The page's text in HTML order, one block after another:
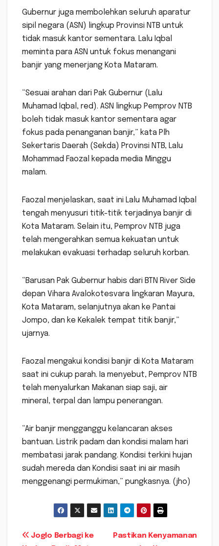
Gubernur juga membolehkan seluruh aparatur
sipil negara (ASN) lingkup Provinsi NTB untuk
tidak masuk kantor sementara. Lalu Iqbal
meminta para ASN untuk fokus menangani
banjir yang menerjang Kota Mataram.
“Sesuai arahan dari Pak Gubernur (Lalu
Muhamad Iqbal, red). ASN lingkup Pemprov NTB
boleh tidak masuk kantor sementara agar
fokus pada penanganan banjir,” kata Plh
Sekertaris Daerah (Sekda) Provinsi NTB, Lalu
Mohammad Faozal kepada media Minggu
malam.
Faozal menjelaskan, saat ini Lalu Muhamad Iqbal
tengah menyusuri titik-titik terjadinya banjir di
Kota Mataram. Selain itu, Pemprov NTB juga
telah mengerahkan semua kekuatan untuk
melakukan evakuasi terhadap seluruh korban.
“Barusan Pak Gubernur habis dari BTN River Side
depan Vihara Avalokotesvara lingkaran Mayura,
Kota Mataram, selanjutnya akan ke Pantai
Jompo, dan ke Kekalek tempat titik banjir,”
ujarnya.
Faozal mengakui kondisi banjir di Kota Mataram
saat ini cukup parah. Ia menyebut, Pemprov NTB
telah menyalurkan Makanan siap saji, air
mineral, terpal dan lampu penerangan.
“Air banjir mengganggu kelancaran akses
bantuan. Listrik padam dan kondisi malam hari
membatasi jarak pandang. Kondisi terkini hujan
sudah mereda dan Kondisi saat ini air masih
menggenangi permukiman,” pungkasnya. (jho)
Navigasi
Pastikan Kenyamanan
Joglo Berbagi ke